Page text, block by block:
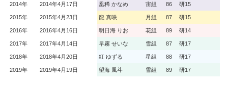
2014年 2014年4月17日 凰稀 かなめ 宙組 86 研15
2015年 2015年4月23日 龍 真咲 月組 87 研15
2016年 2016年4月16日 明日海 りお 花組 89 研14
2017年 2017年4月14日 早霧 せいな 雪組 87 研17
2018年 2018年4月20日 紅 ゆずる 星組 88 研17
2019年 2019年4月19日 望海 風斗 雪組 89 研17